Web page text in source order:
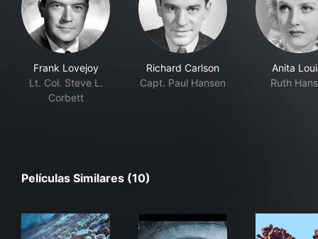
Frank Lovejoy
Lt. Col. Steve L.
Corbett
Richard Carlson
Capt. Paul Hansen
Anita
Ruth
Películas Similares (10)